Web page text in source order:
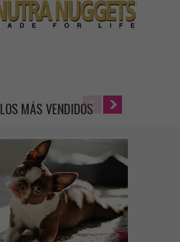
LOS MÁS VENDIDOS